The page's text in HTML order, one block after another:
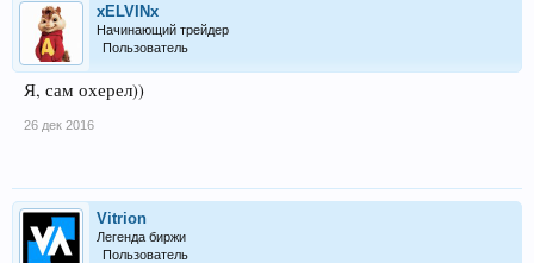
xELVINx
Начинающий трейдер
Пользователь
Я, сам охерел))
26 дек 2016
Vitrion
Легенда биржи
Пользователь